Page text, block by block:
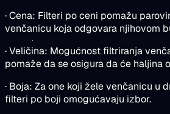
· Cena: Filteri po ceni pomažu
venčanicu koja odgovara njihovom
· Veličina: Mogućnost filtriranja
pomaže da se osigura da će haljina
· Boja: Za one koji žele venčanicu u
filteri po boji omogućavaju izbor.